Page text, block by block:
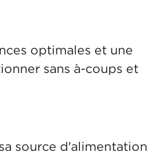
optimales et une
sans à-coups et
source d'alimentation